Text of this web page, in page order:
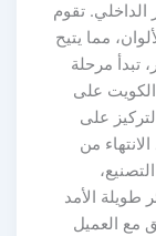
الداخلي. تقوم
مما يتيح
تبدأ مرحلة
على
على
من
طويلة الأمد
مع العميل